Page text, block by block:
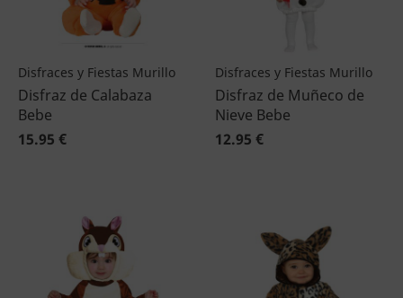
Disfraces y Fiestas Murillo
Disfraz de Calabaza
Bebe
15.95 €
Disfraces y Fiestas Murillo
Disfraz de Muñeco de
Nieve Bebe
12.95 €